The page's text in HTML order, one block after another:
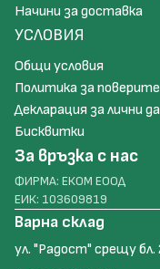
Начини за доставка
УСЛОВИЯ
Общи условия
Политика за
Декларация за лични
Бисквитки
За връзка с нас
ФИРМА: ЕКОМ ЕООД
ЕИК: 103609819
Варна склад
ул. "Радост" срещу бл.